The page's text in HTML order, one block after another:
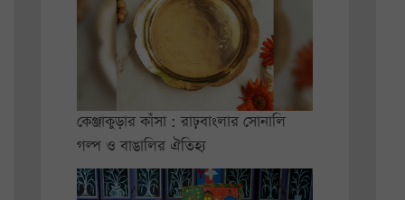
কেঞ্জাকুড়ার কাঁসা : রাঢ়বাংলার সোনালি
গল্প ও বাঙালির ঐতিহ্য